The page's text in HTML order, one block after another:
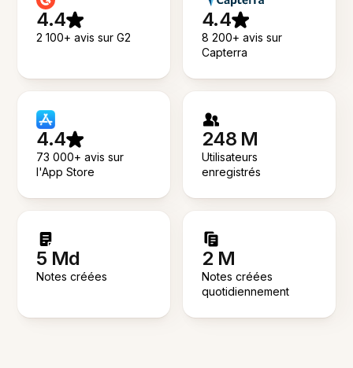
4.4
2 100+ avis sur G2
4.4
8 200+ avis sur
Capterra
4.4
73 000+ avis sur
l'App Store
248 M
Utilisateurs
enregistrés
5 Md
Notes créées
2 M
Notes créées
quotidiennement